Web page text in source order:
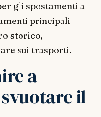
gli spostamenti a
principali
storico,
sui trasporti.
a
il